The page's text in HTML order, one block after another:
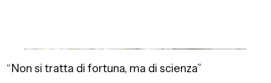
“Non si tratta di fortuna, ma di scienza”